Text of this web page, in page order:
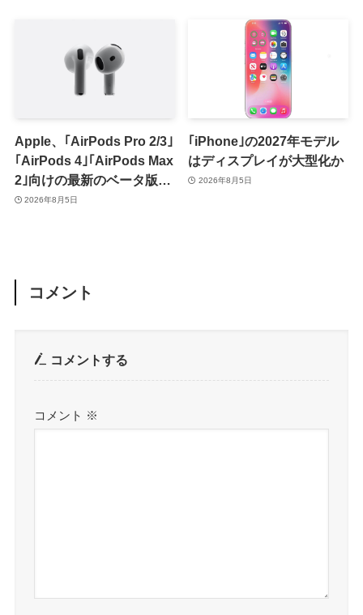
Apple、｢AirPods Pro 2/3｣
｢AirPods 4｣｢AirPods Max
2｣向けの最新のベータ版フ
ァームウェア｢9A5336b｣を
2026年8月5日
｢iPhone｣の2027年モデル
はディスプレイが大型化か
2026年8月5日
コメント
コメントする
コメント ※